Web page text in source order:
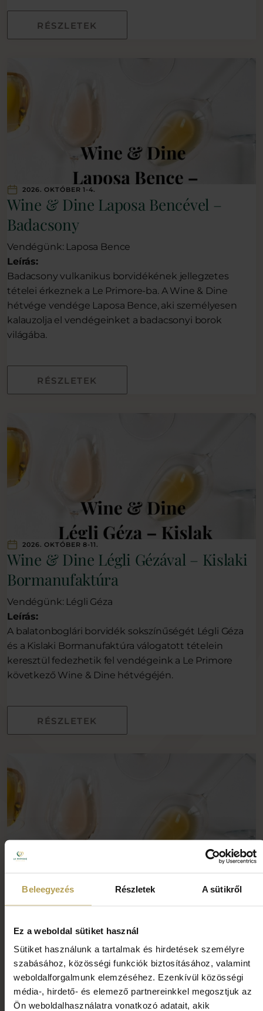
Beleegyezés Részletek A sütikről
Ez a weboldal sütiket használ
Sütiket használunk a tartalmak és hirdetések személyre
szabásához, közösségi funkciók biztosításához, valamint
weboldalforgalmunk elemzéséhez. Ezenkívül közösségi
média-, hirdető- és elemező partnereinkkel megosztjuk az
Ön weboldalhasználatra vonatkozó adatait, akik
RÉSZLETEK
2026. OKTÓBER 1-4.
Wine & Dine Laposa Bencével –
Badacsony
Vendégünk: Laposa Bence
Leírás:
Badacsony vulkanikus borvidékének jellegzetes
tételei érkeznek a Le Primore-ba. A Wine & Dine
hétvége vendége Laposa Bence, aki személyesen
kalauzolja el vendégeinket a badacsonyi borok
világába.
RÉSZLETEK
2026. OKTÓBER 8-11.
Wine & Dine Légli Gézával – Kislaki
Bormanufaktúra
Vendégünk: Légli Géza
Leírás:
A balatonboglári borvidék sokszínűségét Légli Géza
és a Kislaki Bormanufaktúra válogatott tételein
keresztül fedezhetik fel vendégeink a Le Primore
következő Wine & Dine hétvégéjén.
RÉSZLETEK
2026. OKTÓBER 15-18.
Wine & Dine a Holdvölgy
Holdvölgy Pincészet válogatott tételei találkoznak a
La Vie Gourmet Restaurant fogásaival az őszi Wine &
Dine programsorozat következő hétvégéjén.